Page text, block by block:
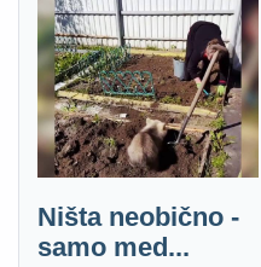
Ništa neobično -
samo med...